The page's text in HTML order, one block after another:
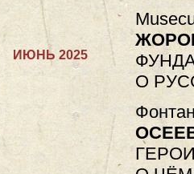
О
ИЮНЬ 2025